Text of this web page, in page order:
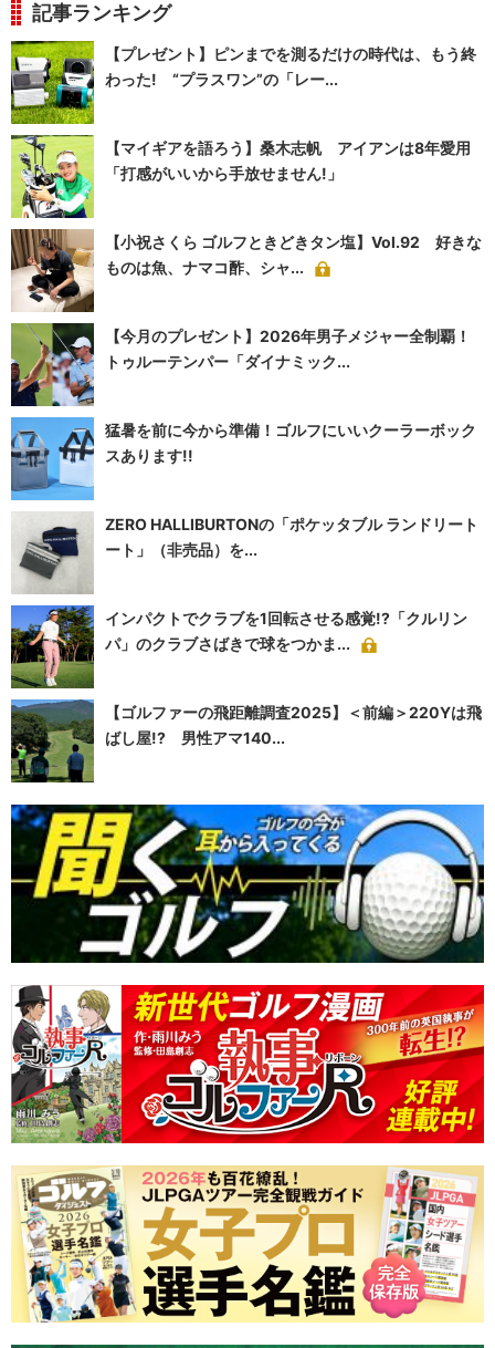
記事ランキング
【プレゼント】ピンまでを測るだけの時代は、もう終
わった! “プラスワン”の「レー...
【マイギアを語ろう】桑木志帆 アイアンは8年愛用
「打感がいいから手放せません!」
【小祝さくら ゴルフときどきタン塩】Vol.92 好きな
ものは魚、ナマコ酢、シャ...
【今月のプレゼント】2026年男子メジャー全制覇！
トゥルーテンパー「ダイナミック...
猛暑を前に今から準備！ゴルフにいいクーラーボック
スあります!!
ZERO HALLIBURTONの「ポケッタブル ランドリート
ート」（非売品）を...
インパクトでクラブを1回転させる感覚!?「クルリン
パ」のクラブさばきで球をつかま...
【ゴルファーの飛距離調査2025】＜前編＞220Yは飛
ばし屋!? 男性アマ140...